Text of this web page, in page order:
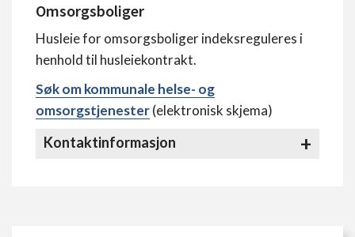
Omsorgsboliger
Husleie for omsorgsboliger indeksreguleres i
henhold til husleiekontrakt.
Søk om kommunale helse- og
omsorgstjenester(elektronisk skjema)
Kontaktinformasjon